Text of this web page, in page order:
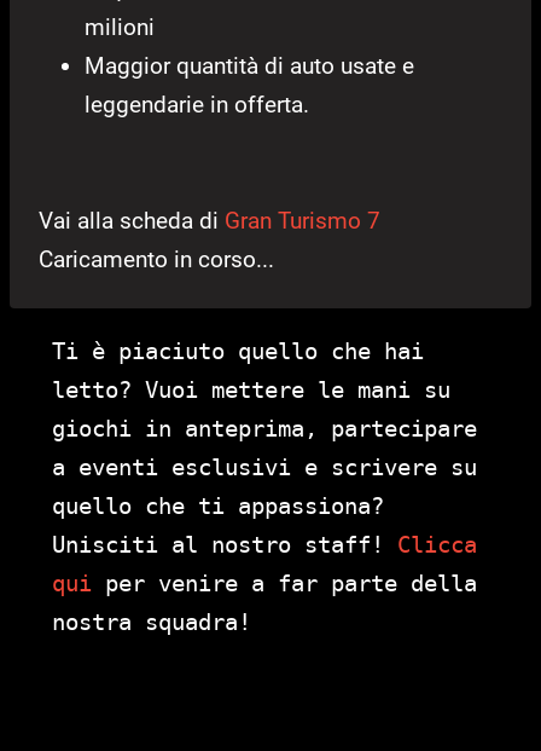
milioni
Maggior quantità di auto usate e
leggendarie in offerta.
Vai alla scheda di Gran Turismo 7
Caricamento in corso...
Ti è piaciuto quello che hai
letto? Vuoi mettere le mani su
giochi in anteprima, partecipare
a eventi esclusivi e scrivere su
quello che ti appassiona?
Unisciti al nostro staff! Clicca
qui per venire a far parte della
nostra squadra!